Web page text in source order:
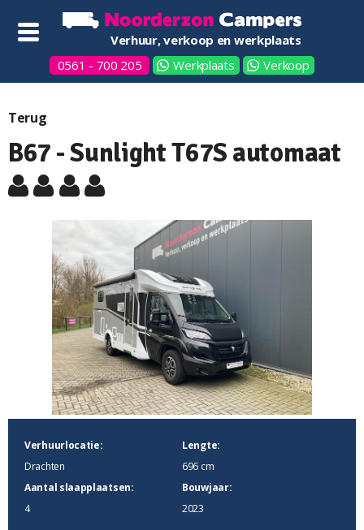
Verhuur, verkoop en werkplaats
0561 - 700 205
Werkplaats Verkoop
Terug
B67 - Sunlight T67S automaat
Verhuurlocatie:
Drachten
Lengte:
696 cm
Aantal slaapplaatsen:
4
Bouwjaar:
2023